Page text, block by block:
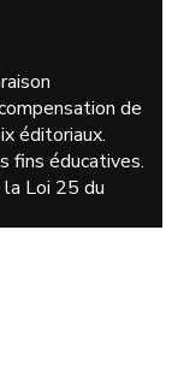
de
éditoriaux.
fins éducatives.
Loi 25 du